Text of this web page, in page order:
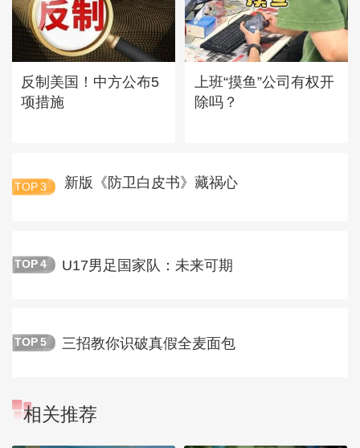
反制美国！中方公布5
项措施
上班“摸鱼”公司有权开
除吗？
TOP 3 新版《防卫白皮书》藏祸心
TOP 4 U17男足国家队：未来可期
TOP 5 三招教你识破真假全麦面包
相关推荐